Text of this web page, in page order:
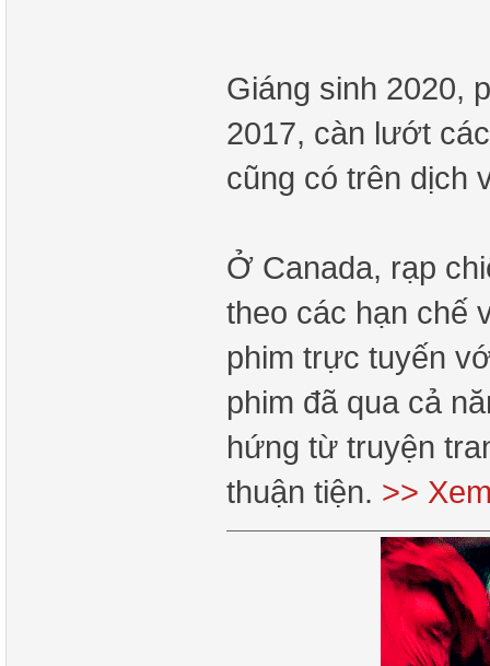
Giáng sinh 2020,
2017, càn lướt
cũng có trên dịch
Ở Canada, rạp
theo các hạn chế
phim trực tuyến
phim đã qua cả
hứng từ truyện
thuận tiện. >>